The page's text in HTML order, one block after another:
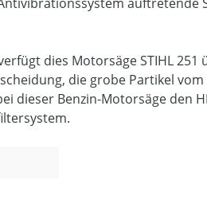
dies Motorsäge STIHL 251
die grobe Partikel
dieser Benzin-Motorsäge den